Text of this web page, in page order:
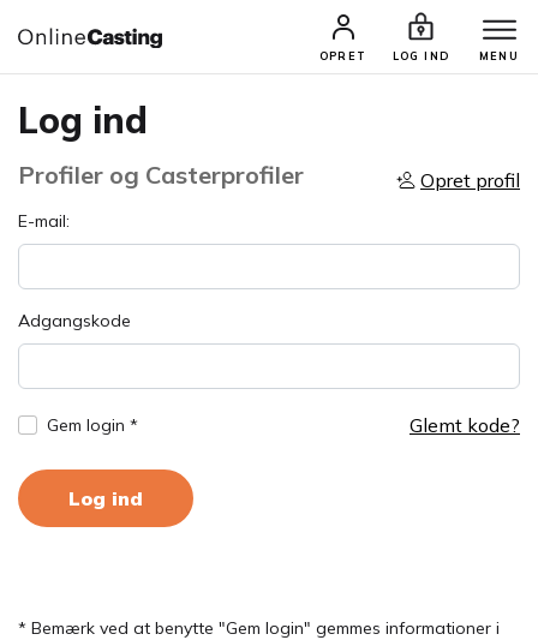
OPRET LOG IND MENU
Log ind
Profiler og Casterprofiler Opret profil
E-mail:
Adgangskode
Gem login * Glemt kode?
Log ind
* Bemærk ved at benytte "Gem login" gemmes informationer i